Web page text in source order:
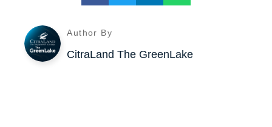
Author By
CitraLand The GreenLake